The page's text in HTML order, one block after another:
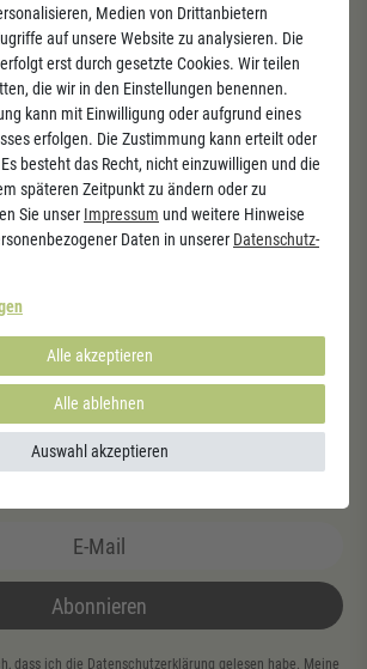
Hersteller
& Rückversand
Abonnieren
dass ich die Daten­schutz­erklärung gelesen habe. Meine
Medien von Drittanbietern
auf unsere Website zu analysieren. Die
erst durch gesetzte Cookies. Wir teilen
die wir in den Einstellungen benennen.
kann mit Einwilligung oder aufgrund eines
erfolgen. Die Zustimmung kann erteilt oder
besteht das Recht, nicht einzuwilligen und die
späteren Zeitpunkt zu ändern oder zu
Sie unser Impressum und weitere Hinweise
Daten in unserer Daten­schutz­
Alle akzeptieren
Alle ablehnen
Auswahl akzeptieren